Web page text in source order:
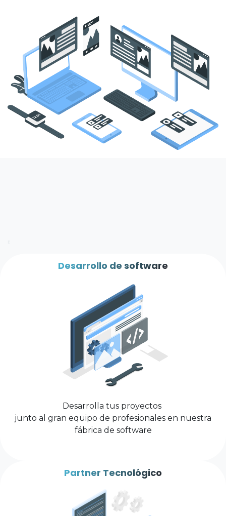
Desarrollo de software
Desarrolla tus proyectos
junto al gran equipo de profesionales en nuestra
fábrica de software
Partner Tecnológico